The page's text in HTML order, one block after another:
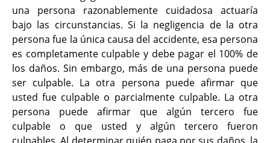
una persona razonablemente cuidadosa actuaría
bajo las circunstancias. Si la negligencia de la otra
persona fue la única causa del accidente, esa persona
es completamente culpable y debe pagar el 100% de
los daños. Sin embargo, más de una persona puede
ser culpable. La otra persona puede afirmar que
usted fue culpable o parcialmente culpable. La otra
persona puede afirmar que algún tercero fue
culpable o que usted y algún tercero fueron